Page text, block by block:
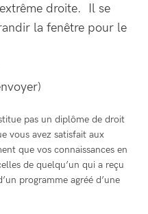
droite. Il se
la fenêtre pour le
pas un diplôme de droit
vous avez satisfait aux
que vos connaissances en
de quelqu’un qui a reçu
programme agréé d’une